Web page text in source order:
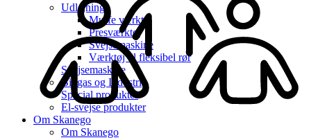
Udlejning
Muffe værktøj
Presværktøj
Svejsemaskine
Værktøj til fleksibel rør
Svejsemaskine
Biogas og Industri
Special produkter
El-svejse produkter
Om Skanego
Om Skanego